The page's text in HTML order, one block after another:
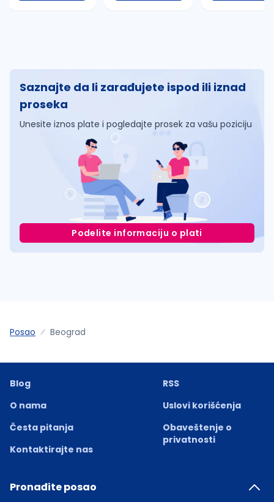
Saznajte da li zarađujete ispod ili iznad
proseka
Unesite iznos plate i pogledajte prosek za vašu poziciju
Podelite informaciju o plati
Posao Beograd
Blog
O nama
Česta pitanja
Kontaktirajte nas
RSS
Uslovi korišćenja
Obaveštenje o
privatnosti
Pronađite posao